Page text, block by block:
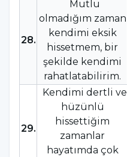
28.
Mutlu
olmadığım zaman
kendimi eksik
hissetmem, bir
şekilde kendimi
rahatlatabilirim.
29.
Kendimi dertli ve
hüzünlü
hissettiğim
zamanlar
hayatımda çok